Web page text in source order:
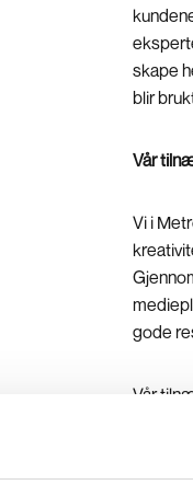
skape
blir
Vår
Vi i
gode
Vår